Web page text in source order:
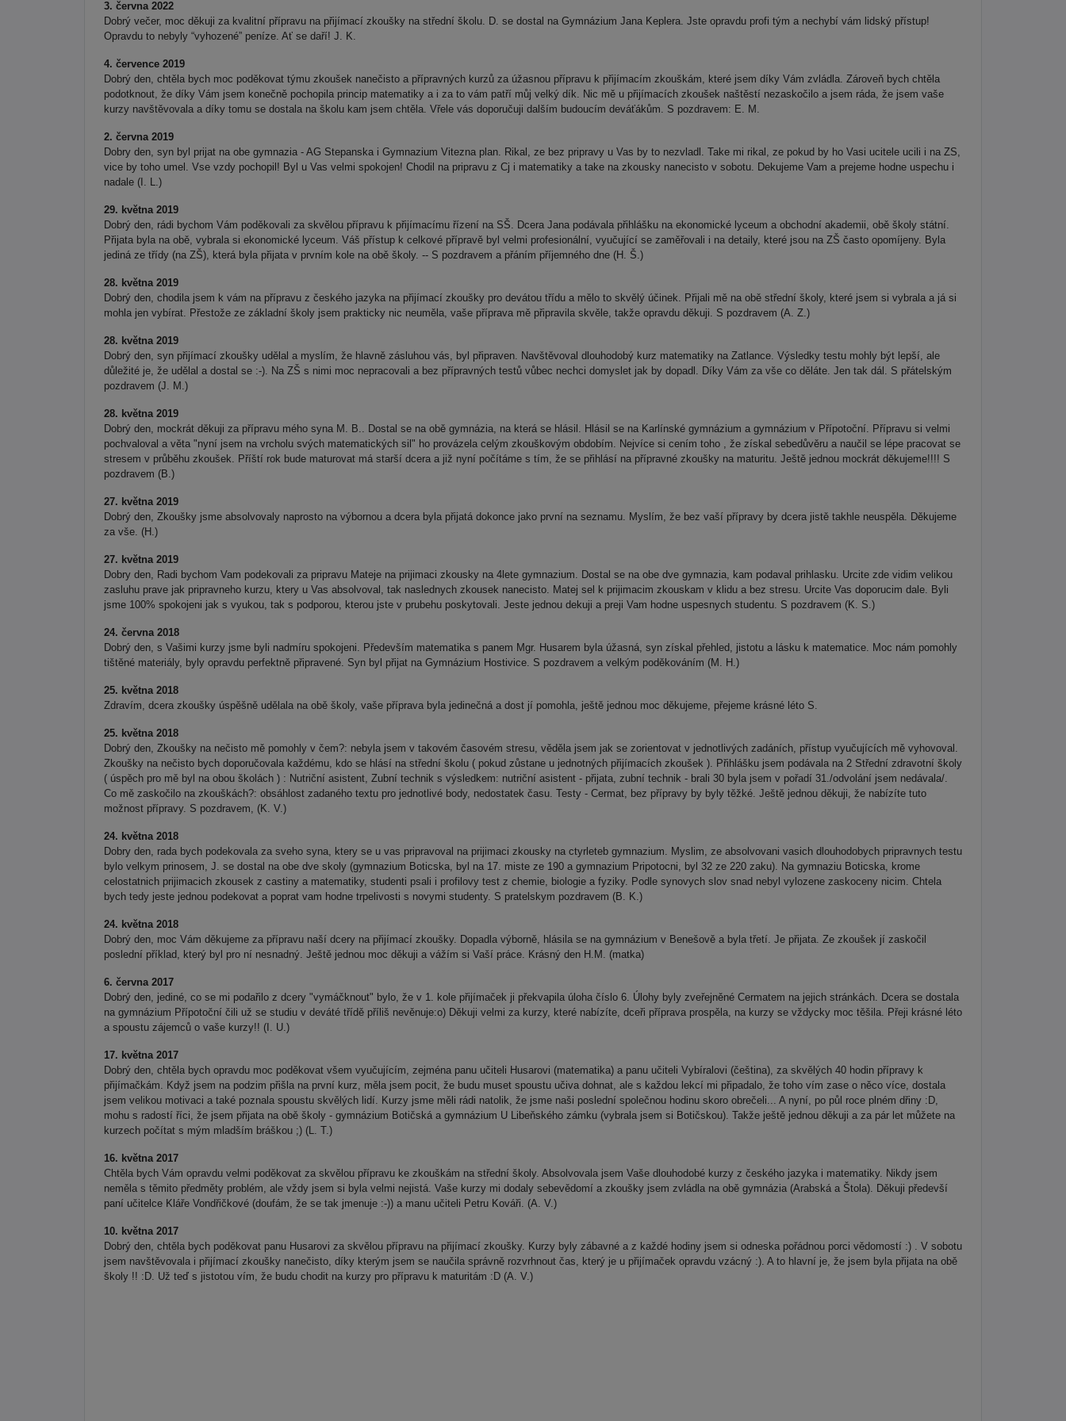
3. června 2022
Dobrý večer, moc děkuji za kvalitní přípravu na přijímací zkoušky na střední školu. D. se dostal na Gymnázium Jana Keplera. Jste opravdu profi tým a nechybí vám lidský přístup!
Opravdu to nebyly “vyhozené” peníze. Ať se daří! J. K.
4. července 2019
Dobrý den, chtěla bych moc poděkovat týmu zkoušek nanečisto a přípravných kurzů za úžasnou přípravu k přijímacím zkouškám, které jsem díky Vám zvládla. Zároveň bych chtěla
podotknout, že díky Vám jsem konečně pochopila princip matematiky a i za to vám patří můj velký dík. Nic mě u přijímacích zkoušek naštěstí nezaskočilo a jsem ráda, že jsem vaše
kurzy navštěvovala a díky tomu se dostala na školu kam jsem chtěla. Vřele vás doporučuji dalším budoucím deváťákům. S pozdravem: E. M.
2. června 2019
Dobry den, syn byl prijat na obe gymnazia - AG Stepanska i Gymnazium Vitezna plan. Rikal, ze bez pripravy u Vas by to nezvladl. Take mi rikal, ze pokud by ho Vasi ucitele ucili i na ZS,
vice by toho umel. Vse vzdy pochopil! Byl u Vas velmi spokojen! Chodil na pripravu z Cj i matematiky a take na zkousky nanecisto v sobotu. Dekujeme Vam a prejeme hodne uspechu i
nadale (I. L.)
29. května 2019
Dobrý den, rádi bychom Vám poděkovali za skvělou přípravu k přijímacímu řízení na SŠ. Dcera Jana podávala přihlášku na ekonomické lyceum a obchodní akademii, obě školy státní.
Přijata byla na obě, vybrala si ekonomické lyceum. Váš přístup k celkové přípravě byl velmi profesionální, vyučující se zaměřovali i na detaily, které jsou na ZŠ často opomíjeny. Byla
jediná ze třídy (na ZŠ), která byla přijata v prvním kole na obě školy. -- S pozdravem a přáním příjemného dne (H. Š.)
28. května 2019
Dobrý den, chodila jsem k vám na přípravu z českého jazyka na přijímací zkoušky pro devátou třídu a mělo to skvělý účinek. Přijali mě na obě střední školy, které jsem si vybrala a já si
mohla jen vybírat. Přestože ze základní školy jsem prakticky nic neuměla, vaše příprava mě připravila skvěle, takže opravdu děkuji. S pozdravem (A. Z.)
28. května 2019
Dobrý den, syn přijímací zkoušky udělal a myslím, že hlavně zásluhou vás, byl připraven. Navštěvoval dlouhodobý kurz matematiky na Zatlance. Výsledky testu mohly být lepší, ale
důležité je, že udělal a dostal se :-). Na ZŠ s nimi moc nepracovali a bez přípravných testů vůbec nechci domyslet jak by dopadl. Díky Vám za vše co děláte. Jen tak dál. S přátelským
pozdravem (J. M.)
28. května 2019
Dobrý den, mockrát děkuji za přípravu mého syna M. B.. Dostal se na obě gymnázia, na která se hlásil. Hlásil se na Karlínské gymnázium a gymnázium v Přípotoční. Přípravu si velmi
pochvaloval a věta "nyní jsem na vrcholu svých matematických sil" ho provázela celým zkouškovým obdobím. Nejvíce si cením toho , že získal sebedůvěru a naučil se lépe pracovat se
stresem v průběhu zkoušek. Příští rok bude maturovat má starší dcera a již nyní počítáme s tím, že se přihlásí na přípravné zkoušky na maturitu. Ještě jednou mockrát děkujeme!!!! S
pozdravem (B.)
27. května 2019
Dobrý den, Zkoušky jsme absolvovaly naprosto na výbornou a dcera byla přijatá dokonce jako první na seznamu. Myslím, že bez vaší přípravy by dcera jistě takhle neuspěla. Děkujeme
za vše. (H.)
27. května 2019
Dobry den, Radi bychom Vam podekovali za pripravu Mateje na prijimaci zkousky na 4lete gymnazium. Dostal se na obe dve gymnazia, kam podaval prihlasku. Urcite zde vidim velikou
zasluhu prave jak pripravneho kurzu, ktery u Vas absolvoval, tak naslednych zkousek nanecisto. Matej sel k prijimacim zkouskam v klidu a bez stresu. Urcite Vas doporucim dale. Byli
jsme 100% spokojeni jak s vyukou, tak s podporou, kterou jste v prubehu poskytovali. Jeste jednou dekuji a preji Vam hodne uspesnych studentu. S pozdravem (K. S.)
24. června 2018
Dobrý den, s Vašimi kurzy jsme byli nadmíru spokojeni. Především matematika s panem Mgr. Husarem byla úžasná, syn získal přehled, jistotu a lásku k matematice. Moc nám pomohly
tištěné materiály, byly opravdu perfektně připravené. Syn byl přijat na Gymnázium Hostivice. S pozdravem a velkým poděkováním (M. H.)
25. května 2018
Zdravím, dcera zkoušky úspěšně udělala na obě školy, vaše příprava byla jedinečná a dost jí pomohla, ještě jednou moc děkujeme, přejeme krásné léto S.
25. května 2018
Dobrý den, Zkoušky na nečisto mě pomohly v čem?: nebyla jsem v takovém časovém stresu, věděla jsem jak se zorientovat v jednotlivých zadáních, přístup vyučujících mě vyhovoval.
Zkoušky na nečisto bych doporučovala každému, kdo se hlásí na střední školu ( pokud zůstane u jednotných přijímacích zkoušek ). Přihlášku jsem podávala na 2 Střední zdravotní školy
( úspěch pro mě byl na obou školách ) : Nutriční asistent, Zubní technik s výsledkem: nutriční asistent - přijata, zubní technik - brali 30 byla jsem v pořadí 31./odvolání jsem nedávala/.
Co mě zaskočilo na zkouškách?: obsáhlost zadaného textu pro jednotlivé body, nedostatek času. Testy - Cermat, bez přípravy by byly těžké. Ještě jednou děkuji, že nabízíte tuto
možnost přípravy. S pozdravem, (K. V.)
24. května 2018
Dobry den, rada bych podekovala za sveho syna, ktery se u vas pripravoval na prijimaci zkousky na ctyrleteb gymnazium. Myslim, ze absolvovani vasich dlouhodobych pripravnych testu
bylo velkym prinosem, J. se dostal na obe dve skoly (gymnazium Boticska, byl na 17. miste ze 190 a gymnazium Pripotocni, byl 32 ze 220 zaku). Na gymnaziu Boticska, krome
celostatnich prijimacich zkousek z castiny a matematiky, studenti psali i profilovy test z chemie, biologie a fyziky. Podle synovych slov snad nebyl vylozene zaskoceny nicim. Chtela
bych tedy jeste jednou podekovat a poprat vam hodne trpelivosti s novymi studenty. S pratelskym pozdravem (B. K.)
24. května 2018
Dobrý den, moc Vám děkujeme za přípravu naší dcery na přijímací zkoušky. Dopadla výborně, hlásila se na gymnázium v Benešově a byla třetí. Je přijata. Ze zkoušek jí zaskočil
poslední příklad, který byl pro ní nesnadný. Ještě jednou moc děkuji a vážím si Vaší práce. Krásný den H.M. (matka)
6. června 2017
Dobrý den, jediné, co se mi podařilo z dcery "vymáčknout" bylo, že v 1. kole přijímaček ji překvapila úloha číslo 6. Úlohy byly zveřejněné Cermatem na jejich stránkách. Dcera se dostala
na gymnázium Přípotoční čili už se studiu v deváté třídě příliš nevěnuje:o) Děkuji velmi za kurzy, které nabízíte, dceři příprava prospěla, na kurzy se vždycky moc těšila. Přeji krásné léto
a spoustu zájemců o vaše kurzy!! (I. U.)
17. května 2017
Dobrý den, chtěla bych opravdu moc poděkovat všem vyučujícím, zejména panu učiteli Husarovi (matematika) a panu učiteli Vybíralovi (čeština), za skvělých 40 hodin přípravy k
přijímačkám. Když jsem na podzim přišla na první kurz, měla jsem pocit, že budu muset spoustu učiva dohnat, ale s každou lekcí mi připadalo, že toho vím zase o něco více, dostala
jsem velikou motivaci a také poznala spoustu skvělých lidí. Kurzy jsme měli rádi natolik, že jsme naši poslední společnou hodinu skoro obrečeli... A nyní, po půl roce plném dřiny :D,
mohu s radostí říci, že jsem přijata na obě školy - gymnázium Botičská a gymnázium U Libeňského zámku (vybrala jsem si Botičskou). Takže ještě jednou děkuji a za pár let můžete na
kurzech počítat s mým mladším bráškou ;) (L. T.)
16. května 2017
Chtěla bych Vám opravdu velmi poděkovat za skvělou přípravu ke zkouškám na střední školy. Absolvovala jsem Vaše dlouhodobé kurzy z českého jazyka i matematiky. Nikdy jsem
neměla s těmito předměty problém, ale vždy jsem si byla velmi nejistá. Vaše kurzy mi dodaly sebevědomí a zkoušky jsem zvládla na obě gymnázia (Arabská a Štola). Děkuji předevší
paní učitelce Kláře Vondřičkové (doufám, že se tak jmenuje :-)) a manu učiteli Petru Kováři. (A. V.)
10. května 2017
Dobrý den, chtěla bych poděkovat panu Husarovi za skvělou přípravu na přijímací zkoušky. Kurzy byly zábavné a z každé hodiny jsem si odneska pořádnou porci vědomostí :) . V sobotu
jsem navštěvovala i přijímací zkoušky nanečisto, díky kterým jsem se naučila správně rozvrhnout čas, který je u přijímaček opravdu vzácný :). A to hlavní je, že jsem byla přijata na obě
školy !! :D. Už teď s jistotou vím, že budu chodit na kurzy pro přípravu k maturitám :D (A. V.)